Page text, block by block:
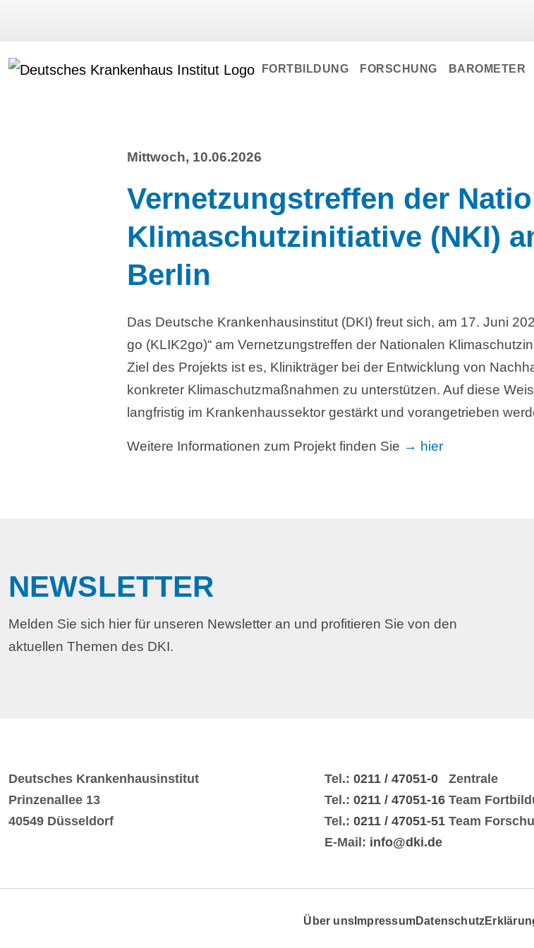
FORTBILDUNG FORSCHUNG BAROMETER
Mittwoch, 10.06.2026
Vernetzungstreffen der
Klimaschutzinitiative (NKI)
Berlin
Das Deutsche Krankenhausinstitut (DKI) freut sich, am 17. Juni
go (KLIK2go)“ am Vernetzungstreffen der Nationalen
Ziel des Projekts ist es, Klinikträger bei der Entwicklung von
konkreter Klimaschutzmaßnahmen zu unterstützen. Auf diese
langfristig im Krankenhaussektor gestärkt und vorangetrieben
Weitere Informationen zum Projekt finden Sie → hier
NEWSLETTER
Melden Sie sich hier für unseren Newsletter an und profitieren Sie von den
aktuellen Themen des DKI.
Deutsches Krankenhausinstitut
Prinzenallee 13
40549 Düsseldorf
Tel.: 0211 / 47051-0 Zentrale
Tel.: 0211 / 47051-16 Team
Tel.: 0211 / 47051-51 Team
E-Mail: info@dki.de
Über uns ImpressumDatenschutz